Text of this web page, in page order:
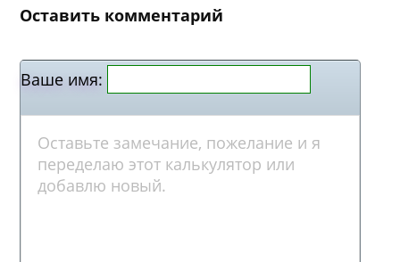
Оставить комментарий
Ваше имя: